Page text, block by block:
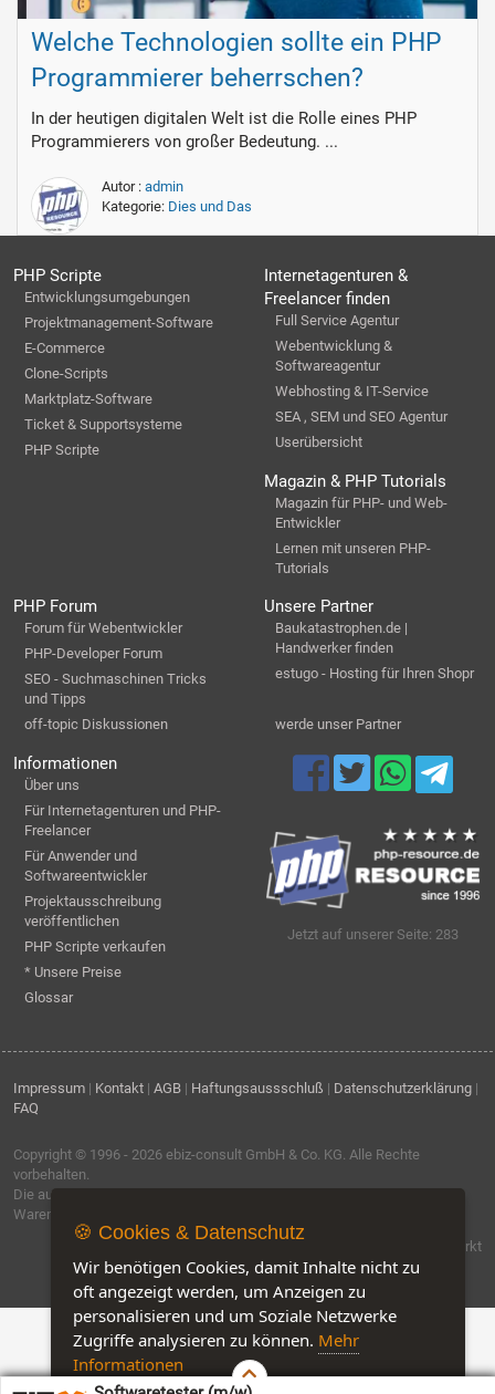
Welche Technologien sollte ein PHP
Programmierer beherrschen?
In der heutigen digitalen Welt ist die Rolle eines PHP
Programmierers von großer Bedeutung. ...
Autor : admin
Kategorie: Dies und Das
PHP Scripte
Entwicklungsumgebungen
Projektmanagement-Software
E-Commerce
Clone-Scripts
Marktplatz-Software
Ticket & Supportsysteme
PHP Scripte
Internetagenturen &
Freelancer finden
Full Service Agentur
Webentwicklung &
Softwareagentur
Webhosting & IT-Service
SEA , SEM und SEO Agentur
Userübersicht
Magazin & PHP Tutorials
Magazin für PHP- und Web-
Entwickler
Lernen mit unseren PHP-
Tutorials
PHP Forum
Forum für Webentwickler
PHP-Developer Forum
SEO - Suchmaschinen Tricks
und Tipps
off-topic Diskussionen
Unsere Partner
Baukatastrophen.de |
Handwerker finden
estugo - Hosting für Ihren Shopr
werde unser Partner
Informationen
Über uns
Für Internetagenturen und PHP-
Freelancer
Für Anwender und
Softwareentwickler
Projektausschreibung
veröffentlichen
PHP Scripte verkaufen
* Unsere Preise
Glossar
Jetzt auf unserer Seite: 283
Impressum | Kontakt | AGB | Haftungsaussschluß | Datenschutzerklärung |
FAQ
Copyright © 1996 - 2026 ebiz-consult GmbH & Co. KG. Alle Rechte
vorbehalten.
Die auf dieser Seite verwendeten Produktbezeichnungen, Namen und
Warenzeichen sind Eigentum der jeweiligen Firmen.
Software by IQ-Markt
🍪 Cookies & Datenschutz
Wir benötigen Cookies, damit Inhalte nicht zu
oft angezeigt werden, um Anzeigen zu
personalisieren und um Soziale Netzwerke
Zugriffe analysieren zu können. Mehr
Informationen